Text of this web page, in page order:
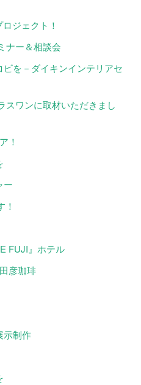
ジェクト！
ナー＆相談会
を－ダイキンインテリアセ
スワンに取材いただきまし
！
ー
FUJI』ホテル
彦珈琲
示制作